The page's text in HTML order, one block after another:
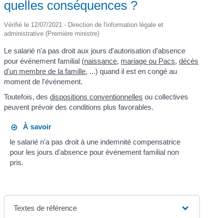
quelles conséquences ?
Vérifié le 12/07/2021 - Direction de l'information légale et
administrative (Première ministre)
Le salarié n'a pas droit aux jours d'autorisation d'absence
pour événement familial (naissance, mariage ou Pacs,décès
d'un membre de la famille, ...) quand il est en congé au
moment de l'événement.
Toutefois, desdispositions conventionnelles ou collectives
peuvent prévoir des conditions plus favorables.
À savoir
le salarié n'a pas droit à une indemnité compensatrice
pour les jours d'absence pour événement familial non
pris.
Textes de référence